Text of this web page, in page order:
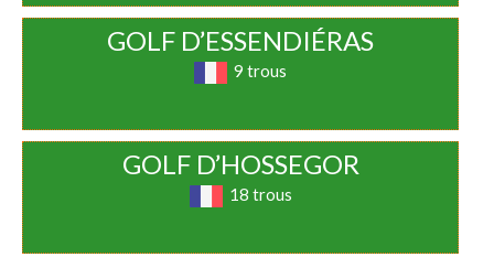
GOLF D’ESSENDIÉRAS
9 trous
GOLF D’HOSSEGOR
18 trous